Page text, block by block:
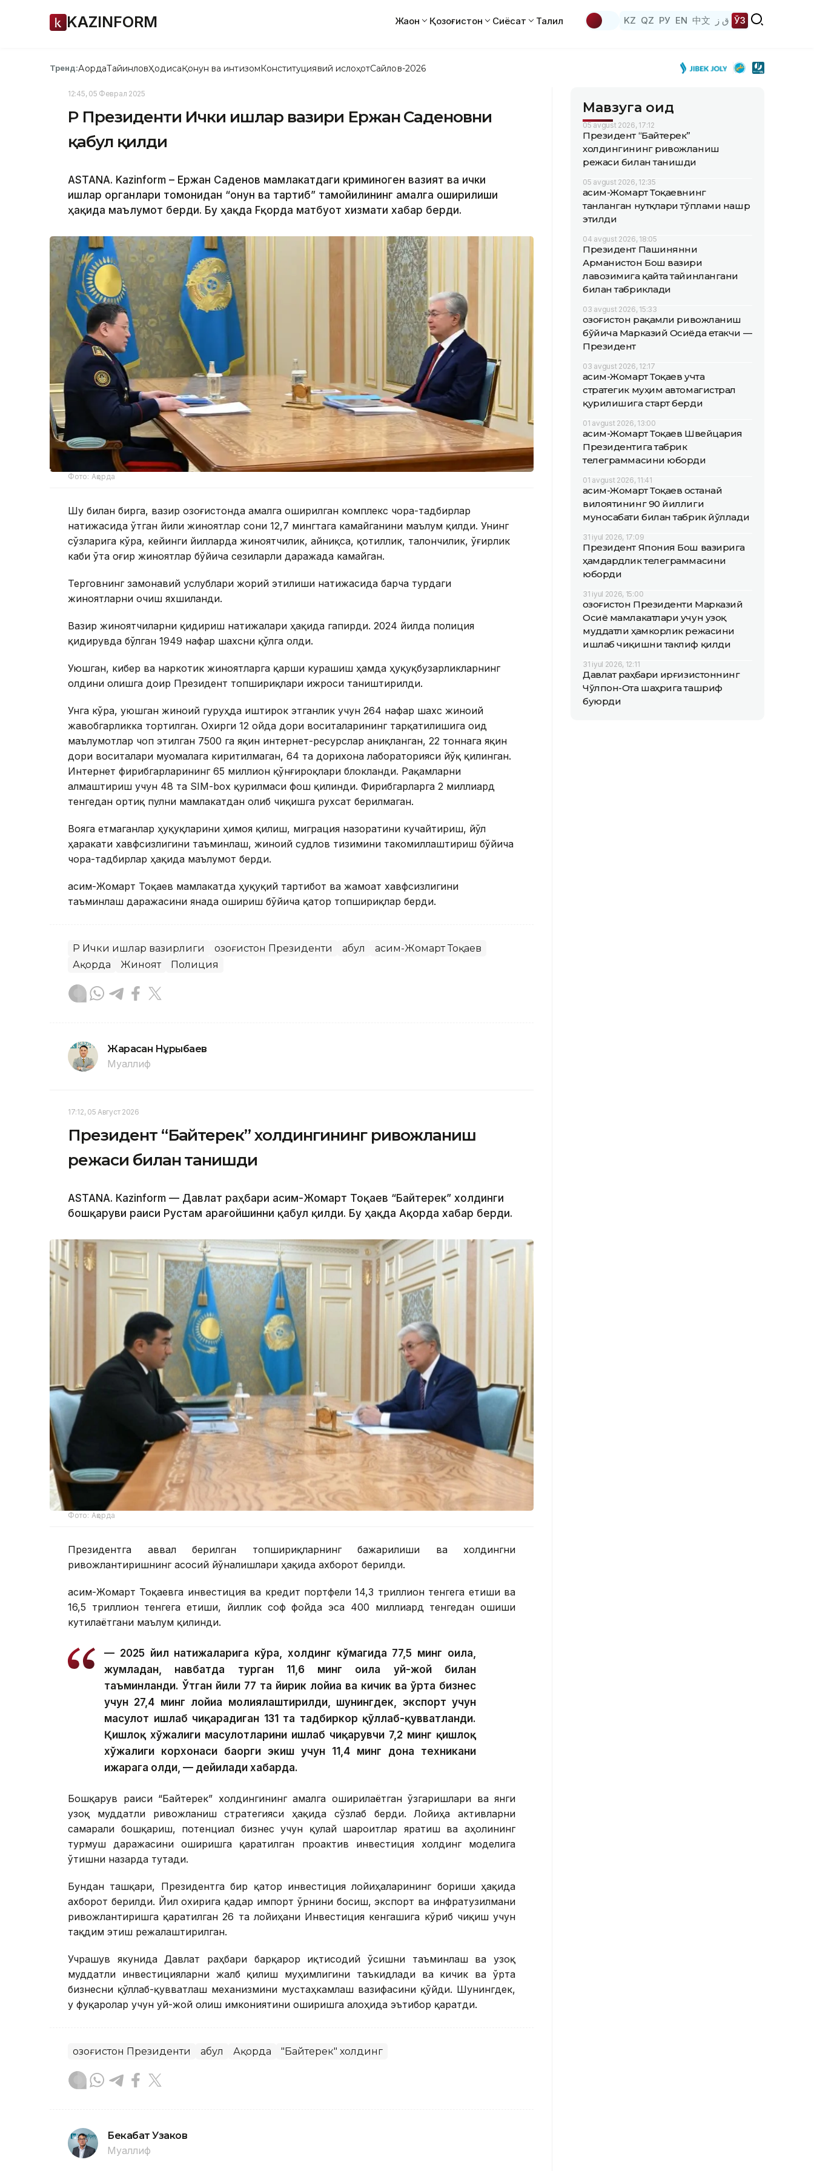
KAZINFORM Жаҳон Қозоғистон Сиёсат Таҳлил KZ QZ РУ EN 中文 ق ز ЎЗ
Тренд:АқордаТайинловҲодисаҚонун ва интизомКонституциявий ислоҳотСайлов-2026
12:45, 05 Феврал 2025
ҚР Президенти Ички ишлар вазири Ержан Саденовни
қабул қилди
ASTANA. Kazinform – Ержан Саденов мамлакатдаги криминоген вазият ва ички
ишлар органлари томонидан “Қонун ва тартиб” тамойилининг амалга оширилиши
ҳақида маълумот берди. Бу ҳақда Fқорда матбуот хизмати хабар берди.
Фото: Ақорда
Шу билан бирга, вазир Қозоғистонда амалга оширилган комплекс чора-тадбирлар
натижасида ўтган йили жиноятлар сони 12,7 мингтага камайганини маълум қилди. Унинг
сўзларига кўра, кейинги йилларда жиноятчилик, айниқса, қотиллик, талончилик, ўғирлик
каби ўта оғир жиноятлар бўйича сезиларли даражада камайган.
Терговнинг замонавий услублари жорий этилиши натижасида барча турдаги
жиноятларни очиш яхшиланди.
Вазир жиноятчиларни қидириш натижалари ҳақида гапирди. 2024 йилда полиция
қидирувда бўлган 1949 нафар шахсни қўлга олди.
Уюшган, кибер ва наркотик жиноятларга қарши курашиш ҳамда ҳуқуқбузарликларнинг
олдини олишга доир Президент топшириқлари ижроси таништирилди.
Унга кўра, уюшган жиноий гуруҳда иштирок этганлик учун 264 нафар шахс жиноий
жавобгарликка тортилган. Охирги 12 ойда дори воситаларининг тарқатилишига оид
маълумотлар чоп этилган 7500 га яқин интернет-ресурслар аниқланган, 22 тоннага яқин
дори воситалари муомалага киритилмаган, 64 та дорихона лабораторияси йўқ қилинган.
Интернет фирибгарларининг 65 миллион қўнғироқлари блокланди. Рақамларни
алмаштириш учун 48 та SIM-box қурилмаси фош қилинди. Фирибгарларга 2 миллиард
тенгедан ортиқ пулни мамлакатдан олиб чиқишга рухсат берилмаган.
Вояга етмаганлар ҳуқуқларини ҳимоя қилиш, миграция назоратини кучайтириш, йўл
ҳаракати хавфсизлигини таъминлаш, жиноий судлов тизимини такомиллаштириш бўйича
чора-тадбирлар ҳақида маълумот берди.
Қасим-Жомарт Тоқаев мамлакатда ҳуқуқий тартибот ва жамоат хавфсизлигини
таъминлаш даражасини янада ошириш бўйича қатор топшириқлар берди.
ҚР Ички ишлар вазирлиги Қозоғистон Президенти Қабул
Қасим-Жомарт Тоқаев
Ақорда
Жиноят Полиция
Жарасқан Нұрыбаев
Муаллиф
17:12, 05 Август 2026
Президент “Байтерек” холдингининг ривожланиш
режаси билан танишди
ASTANА. Каzinform — Давлат раҳбари Қасим-Жомарт Тоқаев “Байтерек” холдинги
бошқаруви раиси Рустам Қарағойшинни қабул қилди. Бу ҳақда Ақорда хабар берди.
Фото: Ақорда
Президентга аввал берилган топшириқларнинг бажарилиши ва холдингни
ривожлантиришнинг асосий йўналишлари ҳақида ахборот берилди.
Қасим-Жомарт Тоқаевга инвестиция ва кредит портфели 14,3 триллион тенгега етиши ва
16,5 триллион тенгега етиши, йиллик соф фойда эса 400 миллиард тенгедан ошиши
кутилаётгани маълум қилинди.
— 2025 йил натижаларига кўра, холдинг кўмагида 77,5 минг оила,
жумладан, навбатда турган 11,6 минг оила уй-жой билан
таъминланди. Ўтган йили 77 та йирик лойиҳа ва кичик ва ўрта бизнес
учун 27,4 минг лойиҳа молиялаштирилди, шунингдек, экспорт учун
маҳсулот ишлаб чиқарадиган 131 та тадбиркор қўллаб-қувватланди.
Қишлоқ хўжалиги маҳсулотларини ишлаб чиқарувчи 7,2 минг қишлоқ
хўжалиги корхонаси баҳорги экиш учун 11,4 минг дона техникани
ижарага олди, — дейилади хабарда.
Бошқарув раиси “Байтерек” холдингининг амалга оширилаётган ўзгаришлари ва янги
узоқ муддатли ривожланиш стратегияси ҳақида сўзлаб берди. Лойиҳа активларни
самарали бошқариш, потенциал бизнес учун қулай шароитлар яратиш ва аҳолининг
турмуш даражасини оширишга қаратилган проактив инвестиция холдинг моделига
ўтишни назарда тутади.
Бундан ташқари, Президентга бир қатор инвестиция лойиҳаларининг бориши ҳақида
ахборот берилди. Йил охирига қадар импорт ўрнини босиш, экспорт ва инфратузилмани
ривожлантиришга қаратилган 26 та лойиҳани Инвестиция кенгашига кўриб чиқиш учун
тақдим этиш режалаштирилган.
Учрашув якунида Давлат раҳбари барқарор иқтисодий ўсишни таъминлаш ва узоқ
муддатли инвестицияларни жалб қилиш муҳимлигини таъкидлади ва кичик ва ўрта
бизнесни қўллаб-қувватлаш механизмини мустаҳкамлаш вазифасини қўйди. Шунингдек,
у фуқаролар учун уй-жой олиш имкониятини оширишга алоҳида эътибор қаратди.
Қозоғистон Президенти Қабул Ақорда "Байтерек" холдинг
Бекабат Узаков
Муаллиф
Мавзуга оид
05 avgust 2026, 17:12
Президент “Байтерек”
холдингининг ривожланиш
режаси билан танишди
05 avgust 2026, 12:35
Қасим-Жомарт Тоқаевнинг
танланган нутқлари тўплами нашр
этилди
04 avgust 2026, 18:05
Президент Пашинянни
Арманистон Бош вазири
лавозимига қайта тайинлангани
билан табриклади
03 avgust 2026, 15:33
Қозоғистон рақамли ривожланиш
бўйича Марказий Осиёда етакчи —
Президент
03 avgust 2026, 12:17
Қасим-Жомарт Тоқаев учта
стратегик муҳим автомагистрал
қурилишига старт берди
01 avgust 2026, 13:00
Қасим-Жомарт Тоқаев Швейцария
Президентига табрик
телеграммасини юборди
01 avgust 2026, 11:41
Қасим-Жомарт Тоқаев Қостанай
вилоятининг 90 йиллиги
муносабати билан табрик йўллади
31 iyul 2026, 17:09
Президент Япония Бош вазирига
ҳамдардлик телеграммасини
юборди
31 iyul 2026, 15:00
Қозоғистон Президенти Марказий
Осиё мамлакатлари учун узоқ
муддатли ҳамкорлик режасини
ишлаб чиқишни таклиф қилди
31 iyul 2026, 12:11
Давлат раҳбари Қирғизистоннинг
Чўлпон-Ота шаҳрига ташриф
буюрди